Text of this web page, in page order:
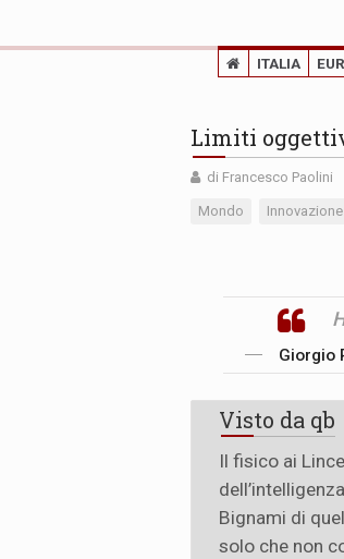
ITALIA
Limiti
di Francesco Paolini
Mondo Innovazione
Giorgio
Visto da qb
Il fisico ai
Bignami di
solo che non